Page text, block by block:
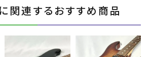
関連するおすすめ商品